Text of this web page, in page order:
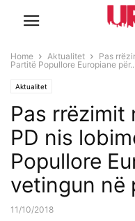
Home Aktualitet
Pas
Partitë Popullore Europiane
Aktualitet
Pas rrëzimit
PD nis
Popullore
vetingun në
11/10/2018